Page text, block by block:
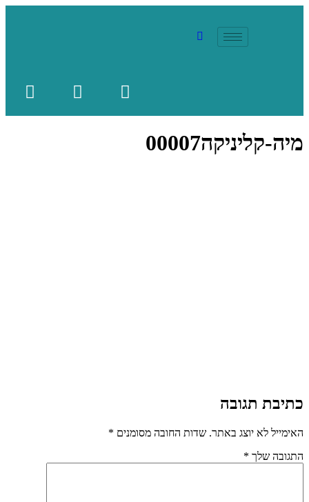
מיה-קליניקה00007
כתיבת תגובה
האימייל לא יוצג באתר. שדות החובה מסומנים *
התגובה שלך *